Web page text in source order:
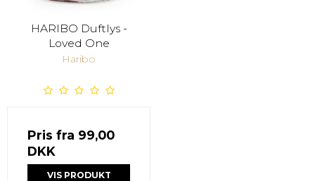
HARIBO Duftlys -
Loved One
Haribo
Pris fra 99,00
DKK
VIS PRODUKT